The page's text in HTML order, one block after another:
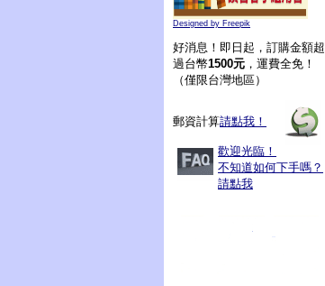
Designed by Freepik
好消息！即日起，訂購金額超
過台幣1500元 ，運費全免！
（僅限台灣地區）
郵資計算請點我！
歡迎光臨！
不知道如何下手嗎？
請點我